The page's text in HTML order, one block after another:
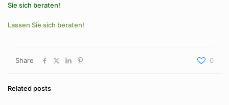
Sie sich beraten!
Lassen Sie sich beraten!
Share 0
Related posts